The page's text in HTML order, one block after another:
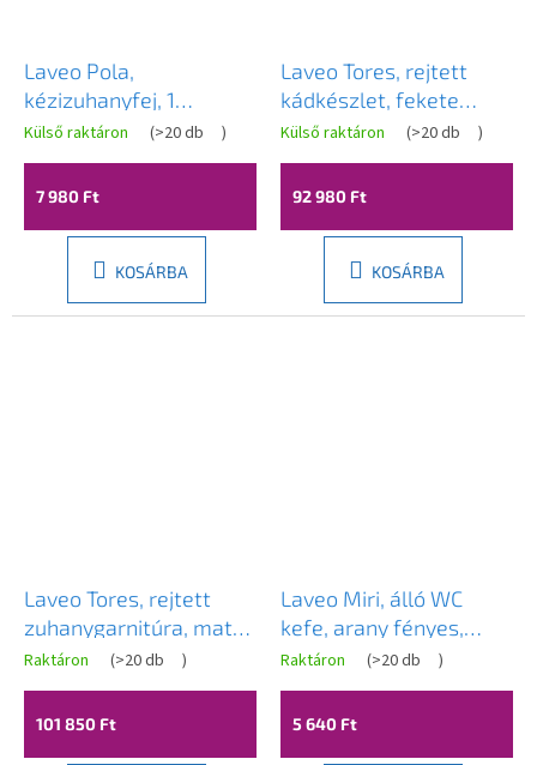
Laveo Pola,
kézizuhanyfej, 1
funkciós, arany matt,
LAV-NAP_GSAB
Külső raktáron (>20 db )
7 980 Ft
KOSÁRBA
Laveo Tores, rejtett
kádkészlet, fekete
matt, LAV-BVT_711P
Külső raktáron (>20 db )
92 980 Ft
KOSÁRBA
Laveo Tores, rejtett
zuhanygarnitúra, matt
fekete, LAV-BVT_701P
Raktáron (>20 db )
101 850 Ft
Laveo Miri, álló WC
kefe, arany fényes,
LAV-ALM_G50S
Raktáron (>20 db )
5 640 Ft